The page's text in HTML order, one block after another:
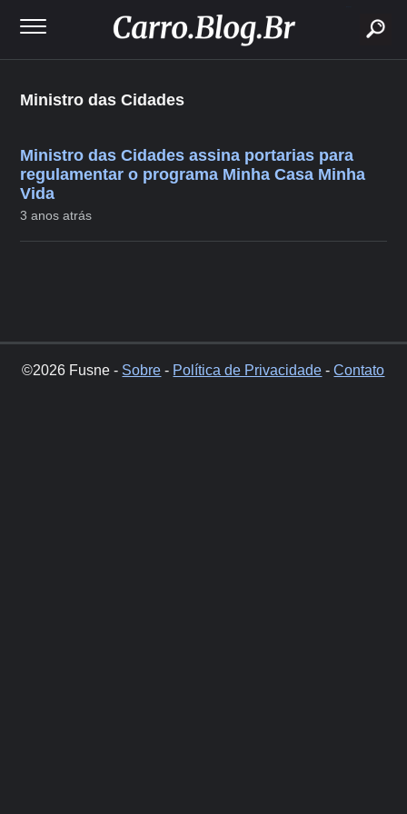
Ministro das Cidades
Ministro das Cidades assina portarias para
regulamentar o programa Minha Casa Minha
Vida
3 anos atrás
©2026 Fusne - Sobre - Política de Privacidade -Contato